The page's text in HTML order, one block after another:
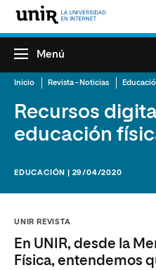
Menú
Inicio Revista - Noticias
Recursos
educación
EDUCACIÓN | 29/04/2020
UNIR REVISTA
En UNIR, desde la
Física, entendemos